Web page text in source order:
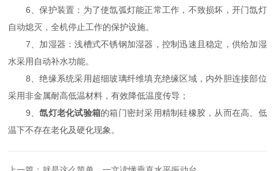
6、保护装置：为了使氙弧灯能正常工作，不致损坏，开门氙灯
自动熄灭，全机停止工作的保护设施。
7、加湿器：浅槽式不锈钢加湿器，控制迅速且稳定，供给加湿
水采用自动补水功能。
8、绝缘系统采用超细玻璃纤维填充绝缘区域，内外胆连接部位
采用非金属耐高低温材料，有效降低温度传导；
9、氙灯老化试验箱的箱门密封采用精制硅橡胶，从而在高、低
温下不存在老化及硬化现象。